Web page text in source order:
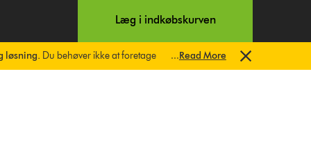
Læg i indkøbskurven
løsning. Du behøver ikke at foretage ...Read More